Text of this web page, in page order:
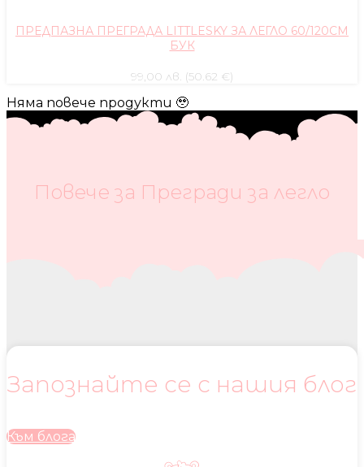
ПРЕДПАЗНА ПРЕГРАДА LITTLESKY ЗА ЛЕГЛО 60/120СМ
БУК
99,00 лв. (50.62 €)
Няма повече продукти 🥹
Повече за Прегради за легло
Запознайте се с нашия блог
Към блога